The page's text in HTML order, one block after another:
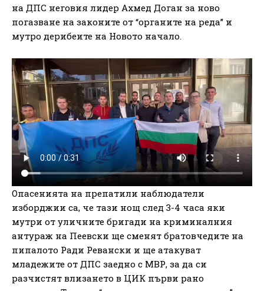
на ДПС неговия лидер Ахмед Доган за ново
погазване на законите от “органите на реда” и
мутро дерибеите на Новото начало.
Опасенията на препатили наблюдатели
изборджии са, че тази нощ след 3-4 часа яки
мутри от уличните бригади на криминалния
антураж на Пеевски ще сменят братовчедите на
пипалото Ради Ревански и ще атакуват
младежите от ДПС заедно с МВР, за да си
разчистят влизането в ЦИК първи рано